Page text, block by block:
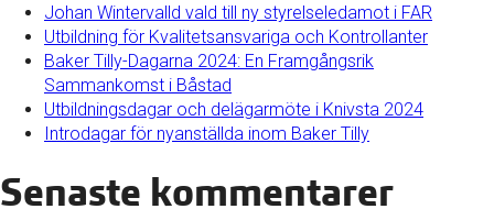
Johan Wintervalld vald till ny styrelseledamot i FAR
Utbildning för Kvalitetsansvariga och Kontrollanter
Baker Tilly-Dagarna 2024: En Framgångsrik
Sammankomst i Båstad
Utbildningsdagar och delägarmöte i Knivsta 2024
Introdagar för nyanställda inom Baker Tilly
Senaste kommentarer